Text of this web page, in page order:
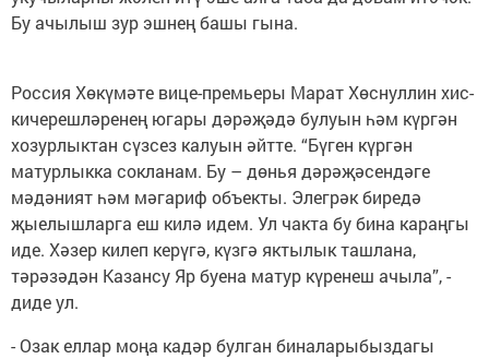
Бу ачылыш зур эшнең башы гына.
Россия Хөкүмәте вице-премьеры Марат Хөснуллин хис-
кичерешләренең югары дәрәҗәдә булуын һәм күргән
хозурлыктан сүзсез калуын әйтте. “Бүген күргән
матурлыкка сокланам. Бу – дөнья дәрәҗәсендәге
мәдәният һәм мәгариф объекты. Элегрәк биредә
җыелышларга еш килә идем. Ул чакта бу бина караңгы
иде. Хәзер килеп керүгә, күзгә яктылык ташлана,
тәрәзәдән Казансу Яр буена матур күренеш ачыла”, -
диде ул.
- Озак еллар моңа кадәр булган биналарыбыздагы